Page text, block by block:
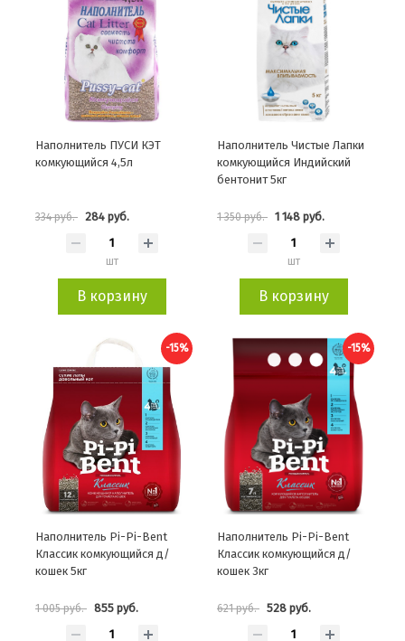
Наполнитель ПУСИ КЭТ
комкующийся 4,5л
334 руб. 284 руб.
шт
В корзину
Наполнитель Чистые Лапки
комкующийся Индийский
бентонит 5кг
1 350 руб. 1 148 руб.
шт
В корзину
-15%
Наполнитель Pi-Pi-Bent
Классик комкующийся д/
кошек 5кг
1 005 руб. 855 руб.
-15%
Наполнитель Pi-Pi-Bent
Классик комкующийся д/
кошек 3кг
621 руб. 528 руб.